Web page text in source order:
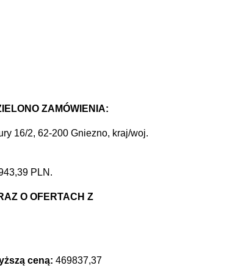
ZAMÓWIENIA:
16/2, 62-200 Gniezno, kraj/woj.
PLN.
O OFERTACH Z
ceną: 469837,37